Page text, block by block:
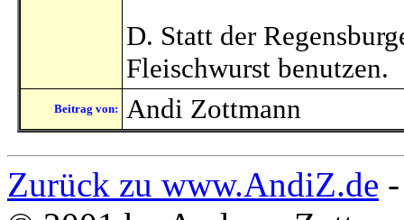
D. Statt der
Fleischwurst benutzen.
Beitrag von: Andi Zottmann
Zurück zu www.AndiZ.de